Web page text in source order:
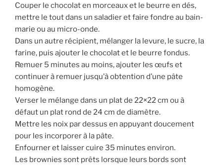
Couper le chocolat en morceaux et le beurre en dés,
mettre le tout dans un saladier et faire fondre au bain-
marie ou au micro-onde.
Dans un autre récipient, mélanger la levure, le sucre, la
farine, puis ajouter le chocolat et le beurre fondus.
Remuer 5 minutes au moins, ajouter les œufs et
continuer à remuer jusqu’à obtention d’une pâte
homogène.
Verser le mélange dans un plat de 22×22 cm ou à
défaut un plat rond de 24 cm de diamètre.
Mettre les noix par dessus en appuyant doucement
pour les incorporer à la pâte.
Enfourner et laisser cuire 35 minutes environ.
Les brownies sont prêts lorsque leurs bords sont